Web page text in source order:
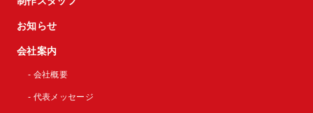
お知らせ
会社案内
- 会社概要
- 代表メッセージ